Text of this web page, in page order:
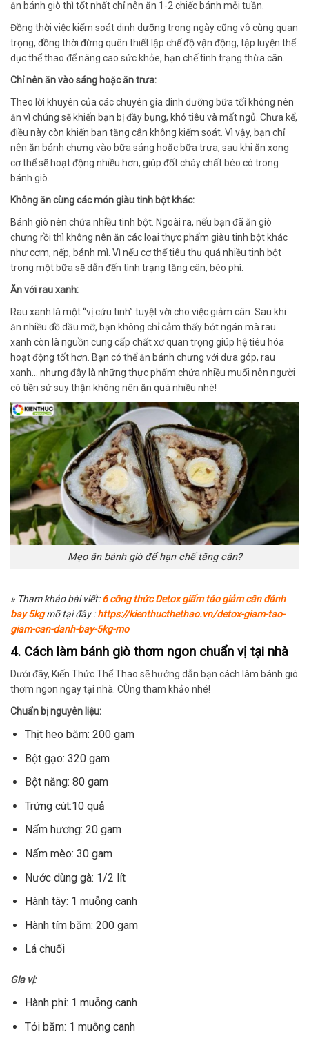
ăn bánh giò thì tốt nhất chỉ nên ăn 1-2 chiếc bánh mỗi tuần.
Đồng thời việc kiểm soát dinh dưỡng trong ngày cũng vô cùng quan
trọng, đồng thời đừng quên thiết lập chế độ vận động, tập luyện thể
dục thể thao để nâng cao sức khỏe, hạn chế tình trạng thừa cân.
Chỉ nên ăn vào sáng hoặc ăn trưa:
Theo lời khuyên của các chuyên gia dinh dưỡng bữa tối không nên
ăn vì chúng sẽ khiến bạn bị đầy bụng, khó tiêu và mất ngủ. Chưa kể,
điều này còn khiến bạn tăng cân không kiểm soát. Vì vậy, bạn chỉ
nên ăn bánh chưng vào bữa sáng hoặc bữa trưa, sau khi ăn xong
cơ thể sẽ hoạt động nhiều hơn, giúp đốt cháy chất béo có trong
bánh giò.
Không ăn cùng các món giàu tinh bột khác:
Bánh giò nên chứa nhiều tinh bột. Ngoài ra, nếu bạn đã ăn giò
chưng rồi thì không nên ăn các loại thực phẩm giàu tinh bột khác
như cơm, nếp, bánh mì. Vì nếu cơ thể tiêu thụ quá nhiều tinh bột
trong một bữa sẽ dẫn đến tình trạng tăng cân, béo phì.
Ăn với rau xanh:
Rau xanh là một “vị cứu tinh” tuyệt vời cho việc giảm cân. Sau khi
ăn nhiều đồ dầu mỡ, bạn không chỉ cảm thấy bớt ngán mà rau
xanh còn là nguồn cung cấp chất xơ quan trọng giúp hệ tiêu hóa
hoạt động tốt hơn. Bạn có thể ăn bánh chưng với dưa góp, rau
xanh… nhưng đây là những thực phẩm chứa nhiều muối nên người
có tiền sử suy thận không nên ăn quá nhiều nhé!
Mẹo ăn bánh giò để hạn chế tăng cân?
» Tham khảo bài viết:6 công thức Detox giấm táo giảm cân đánh
bay 5kg mỡ tại đây :https://kienthucthethao.vn/detox-giam-tao-
giam-can-danh-bay-5kg-mo
4. Cách làm bánh giò thơm ngon chuẩn vị tại nhà
Dưới đây, Kiến Thức Thể Thao sẽ hướng dẫn bạn cách làm bánh giò
thơm ngon ngay tại nhà. CÙng tham khảo nhé!
Chuẩn bị nguyên liệu:
Thịt heo băm: 200 gam
Bột gạo: 320 gam
Bột năng: 80 gam
Trứng cút:10 quả
Nấm hương: 20 gam
Nấm mèo: 30 gam
Nước dùng gà: 1/2 lít
Hành tây: 1 muỗng canh
Hành tím băm: 200 gam
Lá chuối
Gia vị:
Hành phi: 1 muỗng canh
Tỏi băm: 1 muỗng canh